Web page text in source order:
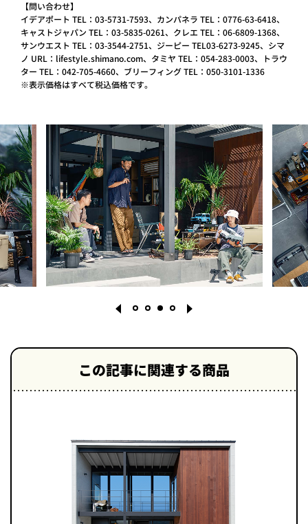
【問い合わせ】
イデアポート TEL：03-5731-7593、カンパネラ TEL：0776-63-6418、
キャストジャパン TEL：03-5835-0261、クレエ TEL：06-6809-1368、
サンウエスト TEL：03-3544-2751、ジーピー TEL03-6273-9245、シマ
ノ URL：lifestyle.shimano.com、タミヤ TEL：054-283-0003、トラウ
ター TEL：042-705-4660、ブリーフィング TEL：050-3101-1336
※表示価格はすべて税込価格です。
この記事に関連する商品